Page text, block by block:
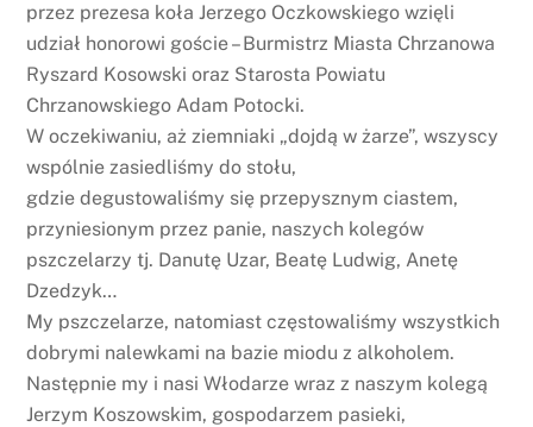
przez prezesa koła Jerzego Oczkowskiego wzięli
udział honorowi goście – Burmistrz Miasta Chrzanowa
Ryszard Kosowski oraz Starosta Powiatu
Chrzanowskiego Adam Potocki.
W oczekiwaniu, aż ziemniaki „dojdą w żarze”, wszyscy
wspólnie zasiedliśmy do stołu,
gdzie degustowaliśmy się przepysznym ciastem,
przyniesionym przez panie, naszych kolegów
pszczelarzy tj. Danutę Uzar, Beatę Ludwig, Anetę
Dzedzyk…
My pszczelarze, natomiast częstowaliśmy wszystkich
dobrymi nalewkami na bazie miodu z alkoholem.
Następnie my i nasi Włodarze wraz z naszym kolegą
Jerzym Koszowskim, gospodarzem pasieki,